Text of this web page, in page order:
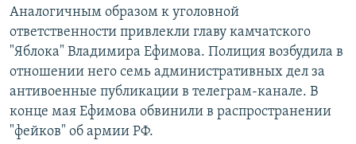
Аналогичным образом к уголовной
ответственности привлекли главу камчатского
"Яблока" Владимира Ефимова. Полиция возбудила в
отношении него семь административных дел за
антивоенные публикации в телеграм-канале. В
конце мая Ефимова обвинили в распространении
"фейков" об армии РФ.